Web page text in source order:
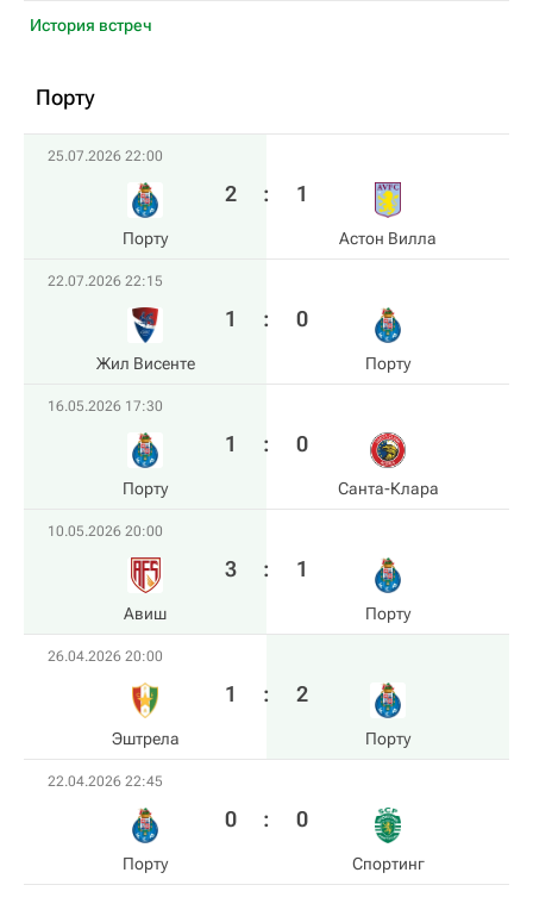
История встреч
Порту
25.07.2026 22:00
Порту
2 : 1
Астон Вилла
22.07.2026 22:15
Жил Висенте
1 : 0
Порту
16.05.2026 17:30
Порту
1 : 0
Санта-Клара
10.05.2026 20:00
Авиш
3 : 1
Порту
26.04.2026 20:00
Эштрела
1 : 2
Порту
22.04.2026 22:45
Порту
0 : 0
Спортинг